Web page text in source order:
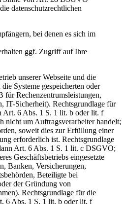
datenschutzrechtlichen
bei denen es sich im
ggf. Zugriff auf Ihre
unserer Webseite und die
Systeme gespeicherten oder
für Rechenzentrumsleistungen,
IT-Sicherheit). Rechtsgrundlage für
Art. 6 Abs. 1 S. 1 lit. b oder lit. f
nicht um Auftragsverarbeiter handelt;
soweit dies zur Erfüllung einer
erforderlich ist. Rechtsgrundlage
Art. 6 Abs. 1 S. 1 lit. c DSGVO;
Geschäftsbetriebs eingesetzte
Banken, Versicherungen,
Beteiligte bei
der Gründung von
Rechtsgrundlage für die
6 Abs. 1 S. 1 lit. b oder lit. f